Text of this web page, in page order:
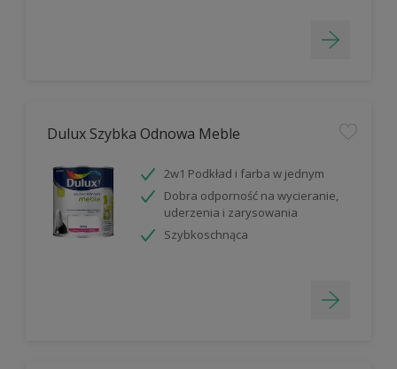
Dulux Szybka Odnowa Meble
2w1 Podkład i farba w jednym
Dobra odporność na wycieranie,
uderzenia i zarysowania
Szybkoschnąca